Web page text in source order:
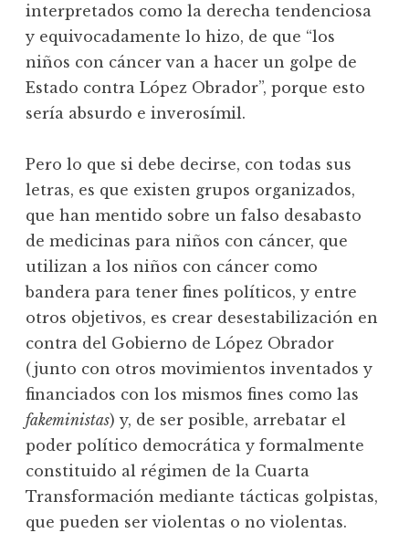
interpretados como la derecha tendenciosa
y equivocadamente lo hizo, de que “los
niños con cáncer van a hacer un golpe de
Estado contra López Obrador”, porque esto
sería absurdo e inverosímil.
Pero lo que si debe decirse, con todas sus
letras, es que existen grupos organizados,
que han mentido sobre un falso desabasto
de medicinas para niños con cáncer, que
utilizan a los niños con cáncer como
bandera para tener fines políticos, y entre
otros objetivos, es crear desestabilización en
contra del Gobierno de López Obrador
(junto con otros movimientos inventados y
financiados con los mismos fines como las
fakeministas) y, de ser posible, arrebatar el
poder político democrática y formalmente
constituido al régimen de la Cuarta
Transformación mediante tácticas golpistas,
que pueden ser violentas o no violentas.